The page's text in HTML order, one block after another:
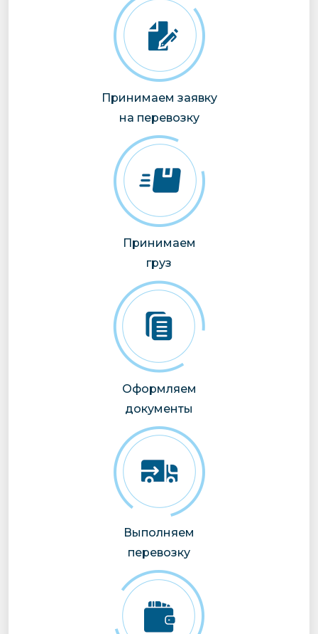
Принимаем заявку
на перевозку
Принимаем
груз
Оформляем
документы
Выполняем
перевозку